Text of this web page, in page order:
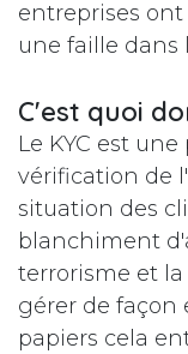
entreprises
une faille dans
C'est quoi
Le KYC est
vérification de
situation des
blanchiment
terrorisme et la
gérer de façon
papiers cela